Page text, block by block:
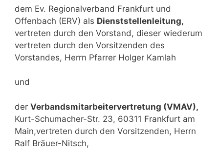
dem Ev. Regionalverband Frankfurt und
Offenbach (ERV) als Dienststellenleitung,
vertreten durch den Vorstand, dieser wiederum
vertreten durch den Vorsitzenden des
Vorstandes, Herrn Pfarrer Holger Kamlah
und
der Verbandsmitarbeitervertretung (VMAV),
Kurt-Schumacher-Str. 23, 60311 Frankfurt am
Main,vertreten durch den Vorsitzenden, Herrn
Ralf Bräuer-Nitsch,